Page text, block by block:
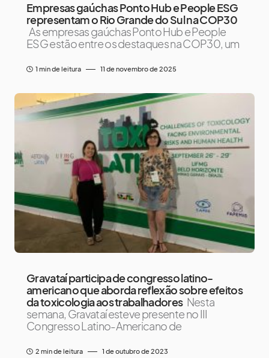
Empresas gaúchas Ponto Hub e People ESG
representam o Rio Grande do Sul na COP30
As empresas gaúchas Ponto Hub e People
ESG estão entre os destaques na COP30, um
1 min de leitura 11 de novembro de 2025
Gravataí participa de congresso latino-
americano que aborda reflexão sobre efeitos
da toxicologia aos trabalhadores Nesta
semana, Gravataí esteve presente no III
Congresso Latino-Americano de
2 min de leitura 1 de outubro de 2023